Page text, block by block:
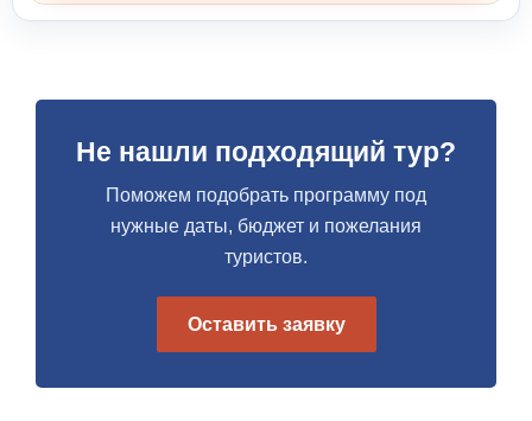
Не нашли подходящий тур?
Поможем подобрать программу под
нужные даты, бюджет и пожелания
туристов.
Оставить заявку